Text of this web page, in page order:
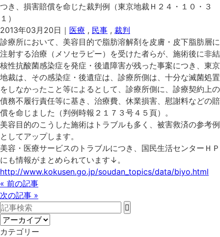
つき、損害賠償を命じた裁判例（東京地裁Ｈ２４・１０・３
１）
2013年03月20日｜ 医療 , 民事 , 裁判
診療所において、美容目的で脂肪溶解剤を皮膚・皮下脂肪層に
注射する治療（メソセラピー）を受けた者らが、施術後に非結
核性抗酸菌感染症を発症・後遺障害が残った事案につき、東京
地裁は、その感染症・後遺症は、診療所側は、十分な滅菌処置
をしなかったこと等によるとして、診療所側に、診療契約上の
債務不履行責任等に基き、治療費、休業損害、慰謝料などの賠
償を命じました（判例時報２１７３号４５頁）。
美容目的のこうした施術はトラブルも多く、被害救済の参考例
としてアップします。
美容・医療サービスのトラブルにつき、国民生活センターＨＰ
にも情報がまとめられています↓。
http://www.kokusen.go.jp/soudan_topics/data/biyo.html
« 前の記事
次の記事 »
カテゴリー